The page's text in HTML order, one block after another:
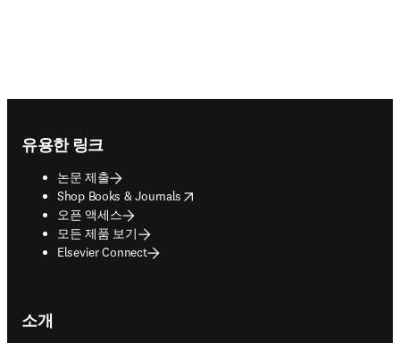
유용한 링크
논문 제출
Shop Books & Journals
opens in new tab/window
오픈 액세스
모든 제품 보기
Elsevier Connect
소개